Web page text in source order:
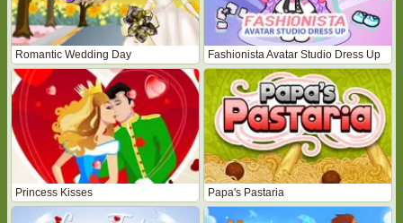
Romantic Wedding Day Fashionista Avatar Studio Dress Up
Princess Kisses Papa's Pastaria